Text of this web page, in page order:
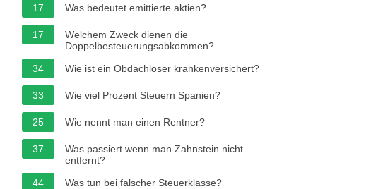
17
Was bedeutet emittierte aktien?
17
Welchem Zweck dienen die
Doppelbesteuerungsabkommen?
34
Wie ist ein Obdachloser krankenversichert?
33 Wie viel Prozent Steuern Spanien?
25 Wie nennt man einen Rentner?
37
Was passiert wenn man Zahnstein nicht
entfernt?
44
Was tun bei falscher Steuerklasse?